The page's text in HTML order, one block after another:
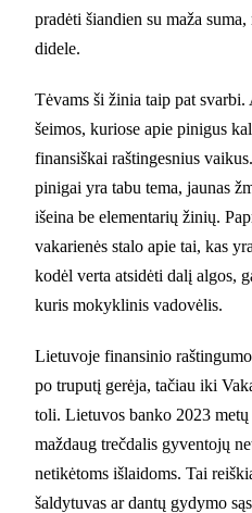
pradėti šiandien su maža
didele.
Tėvams ši žinia taip pat
šeimos, kuriose apie pinigus
finansiškai raštingesnius
pinigai yra tabu tema, jaunas
išeina be elementarių žinių.
vakarienės stalo apie tai, kas
kodėl verta atsidėti dalį algos,
kuris mokyklinis vadovėlis.
Lietuvoje finansinio
po truputį gerėja, tačiau iki
toli. Lietuvos banko 2023 metų
maždaug trečdalis gyventojų
netikėtoms išlaidoms. Tai
šaldytuvas ar dantų gydymo